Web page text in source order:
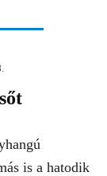
is a hatodik